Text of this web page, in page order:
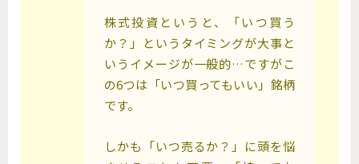
株式投資というと、「いつ買う
か？」というタイミングが大事と
いうイメージが一般的…ですがこ
の6つは「いつ買ってもいい」銘柄
です。
しかも「いつ売るか？」に頭を悩